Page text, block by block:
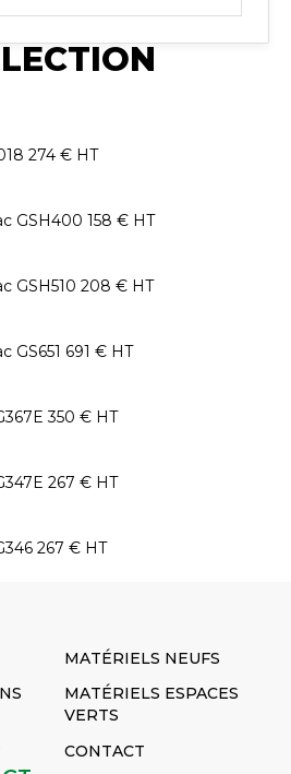
274 € HT
GSH400 158 € HT
GSH510 208 € HT
GS651 691 € HT
350 € HT
267 € HT
267 € HT
MATÉRIELS NEUFS
MATÉRIELS ESPACES
VERTS
CONTACT